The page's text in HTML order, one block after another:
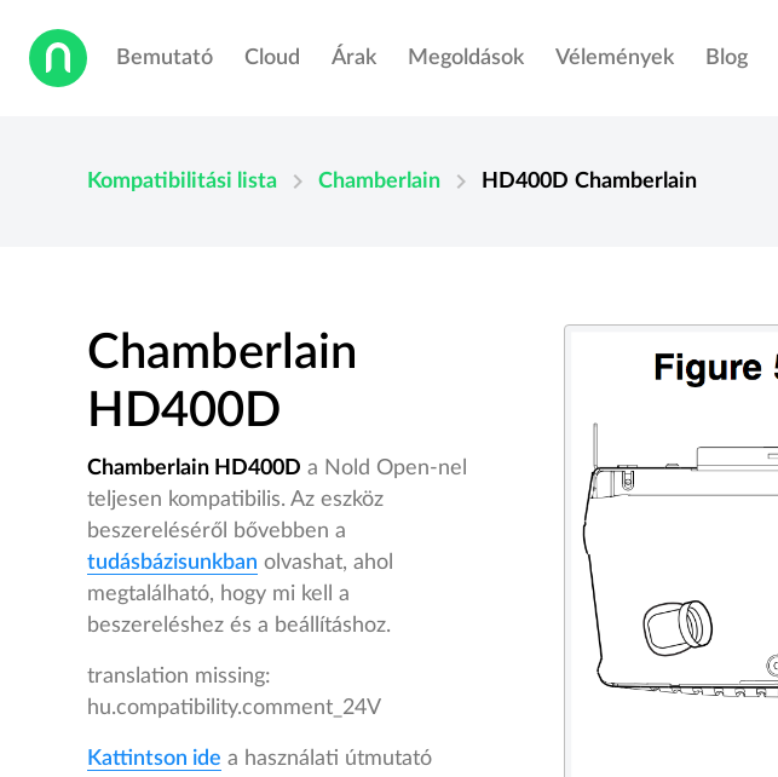
Bemutató Cloud Árak Megoldások Vélemények Blog
Kompatibilitási lista chevron_right Chamberlain chevron_right HD400D Chamberlain
Chamberlain
HD400D
Chamberlain HD400D a Nold Open-nel
teljesen kompatibilis. Az eszköz
beszereléséről bővebben a
tudásbázisunkban olvashat, ahol
megtalálható, hogy mi kell a
beszereléshez és a beállításhoz.
translation missing:
hu.compatibility.comment_24V
Kattintson ide a használati útmutató